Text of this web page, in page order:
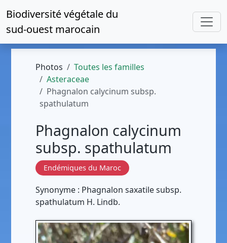
Biodiversité végétale du
sud-ouest marocain
Photos
Toutes les familles
Asteraceae
Phagnalon calycinum subsp.
spathulatum
Phagnalon calycinum
subsp. spathulatum
Endémiques du Maroc
Synonyme : Phagnalon saxatile subsp.
spathulatum H. Lindb.